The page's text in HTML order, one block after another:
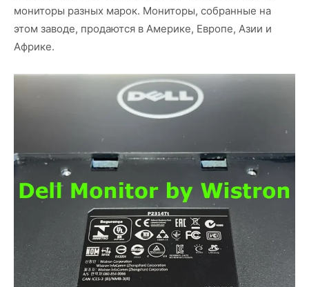
мониторы разных марок. Мониторы, собранные на
этом заводе, продаются в Америке, Европе, Азии и
Африке.